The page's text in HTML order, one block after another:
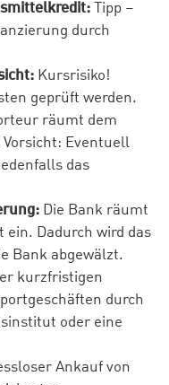
Tipp –
durch
Kursrisiko!
geprüft werden.
räumt dem
Eventuell
das
Die Bank räumt
Dadurch wird das
Bank abgewälzt.
kurzfristigen
durch
oder eine
Ankauf von